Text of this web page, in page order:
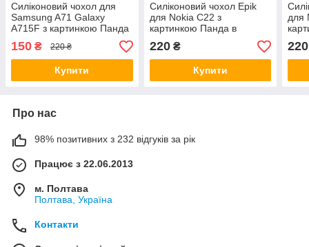
Силіконовий чохол для
Samsung A71 Galaxy
A715F з картинкою Панда
150 ₴ 220 ₴
Купити
Силіконовий чохол Epik
для Nokia C22 з
картинкою Панда в
220₴
Купити
для
220
Про нас
98% позитивних з 232 відгуків за рік
Працює з 22.06.2013
м. Полтава
Полтава, Україна
Контакти